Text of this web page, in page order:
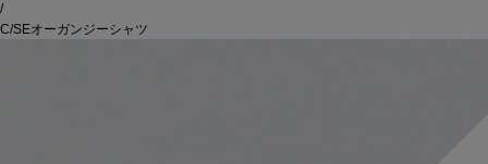
/
C/SEオーガンジーシャツ